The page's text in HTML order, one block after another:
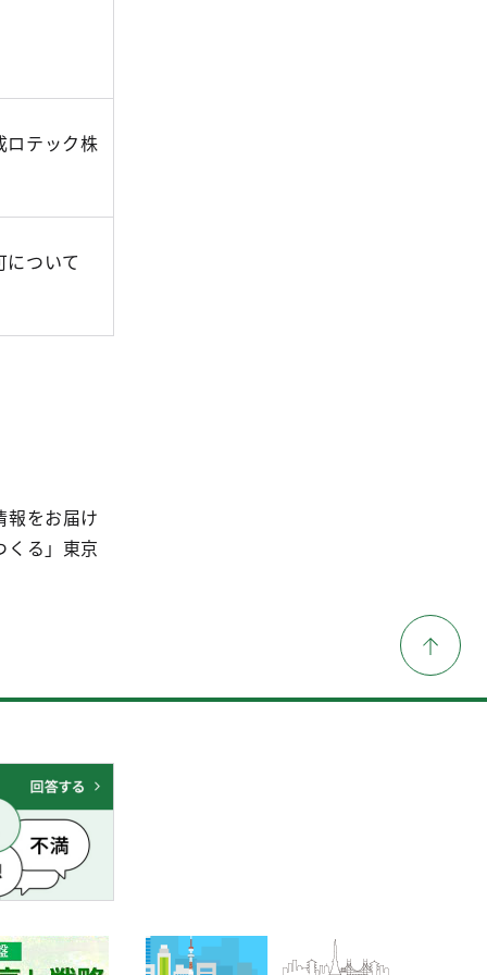
ロテック株
について
報をお届け
くる」東京